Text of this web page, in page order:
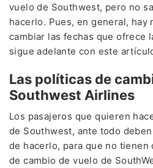
vuelo de Southwest, pero no
hacerlo. Pues, en general, hay
cambiar las fechas que ofrece
sigue adelante con este
Las políticas de
Southwest Airlines
Los pasajeros que quieren
de Southwest, ante todo
de hacerlo, para que no tienen
de cambio de vuelo de